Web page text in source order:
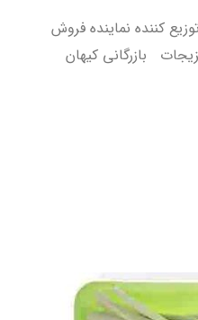
کننده نماینده فروش
بازرگانی کیهان